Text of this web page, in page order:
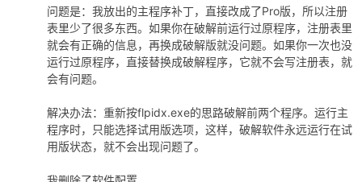
问题是：我放出的主程序补丁，直接改成了Pro版，所以注册
表里少了很多东西。如果你在破解前运行过原程序，注册表里
就会有正确的信息，再换成破解版就没问题。如果你一次也没
运行过原程序，直接替换成破解程序，它就不会写注册表，就
会有问题。
解决办法：重新按flpidx.exe的思路破解前两个程序。运行主
程序时，只能选择试用版选项，这样，破解软件永远运行在试
用版状态，就不会出现问题了。